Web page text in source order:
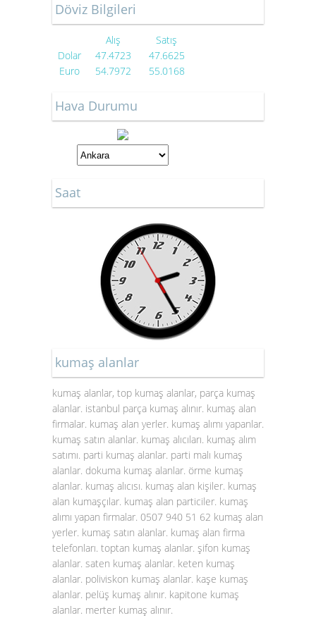
Döviz Bilgileri
Alış
Satış
Dolar
47.4723
47.6625
Euro
54.7972 55.0168
Hava Durumu
Saat
kumaş alanlar
kumaş alanlar, top kumaş alanlar, parça kumaş
alanlar. istanbul parça kumaş alınır. kumaş alan
firmalar. kumaş alan yerler. kumaş alımı yapanlar.
kumaş satın alanlar. kumaş alıcıları. kumaş alım
satımı. parti kumaş alanlar. parti malı kumaş
alanlar. dokuma kumaş alanlar. örme kumaş
alanlar. kumaş alıcısı. kumaş alan kişiler. kumaş
alan kumaşçılar. kumaş alan particiler. kumaş
alımı yapan firmalar. 0507 940 51 62 kumaş alan
yerler. kumaş satın alanlar. kumaş alan firma
telefonları. toptan kumaş alanlar. şifon kumaş
alanlar. saten kumaş alanlar. keten kumaş
alanlar. poliviskon kumaş alanlar. kaşe kumaş
alanlar. pelüş kumaş alınır. kapitone kumaş
alanlar. merter kumaş alınır.